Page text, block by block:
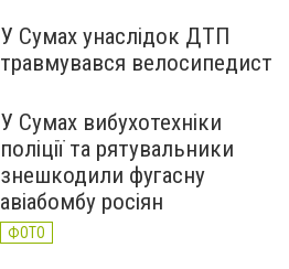
У Сумах унаслідок ДТП
травмувався велосипедист
У Сумах вибухотехніки
поліції та рятувальники
знешкодили фугасну
авіабомбу росіян
ФОТО